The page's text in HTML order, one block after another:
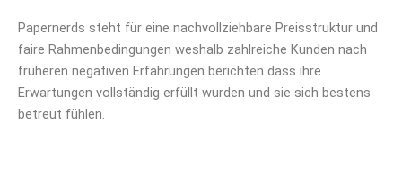
Papernerds steht für eine nachvollziehbare Preisstruktur und
faire Rahmenbedingungen weshalb zahlreiche Kunden nach
früheren negativen Erfahrungen berichten dass ihre
Erwartungen vollständig erfüllt wurden und sie sich bestens
betreut fühlen.